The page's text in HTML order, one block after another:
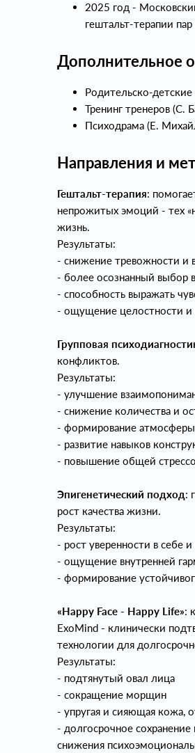
2025 год -
гештальт‑терапии
Дополнительное
Тренинг тренеров (С.
Психодрама (Е.
Направления и
Гештальт‑терапия:
непрожитых эмоций - тех
жизнь.
Результаты:
- снижение тревожности и
- более осознанный выбор
- способность выражать
- ощущение целостности
Групповая
конфликтов.
Результаты:
- улучшение
- снижение количества и
- формирование
- развитие навыков
- повышение общей
Эпигенетический подход:
рост качества жизни.
Результаты:
- рост уверенности в себе
- ощущение внутренней
- формирование
«Happy Face - Happy Life»:
ExoMind - клинически
технологии для
Результаты:
- подтянутый овал лица
- сокращение морщин
- упругая и сияющая кожа,
- долгосрочное
снижения